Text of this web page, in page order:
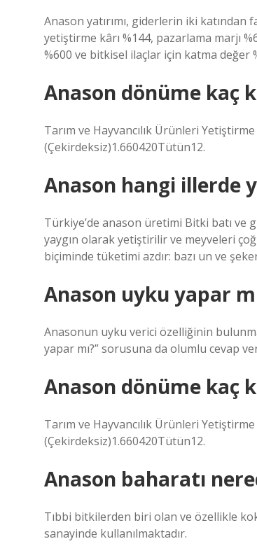
Anason yatırımı, giderlerin iki
yetiştirme kârı %144, pazarlama marjı
%600 ve bitkisel ilaçlar için katma değer
Anason dönüme kaç
Tarım ve Hayvancılık Ürünleri
(Çekirdeksiz)1.660420Tütün12.
Anason hangi illerde
Türkiye’de anason üretimi Bitki batı
yaygın olarak yetiştirilir ve meyveleri
biçiminde tüketimi azdır: bazı un ve
Anason uyku yapar
Anasonun uyku verici özelliğinin
yapar mı?” sorusuna da olumlu cevap
Anason dönüme kaç
Tarım ve Hayvancılık Ürünleri
(Çekirdeksiz)1.660420Tütün12.
Anason baharatı
Tıbbi bitkilerden biri olan ve özellikle
sanayinde kullanılmaktadır.